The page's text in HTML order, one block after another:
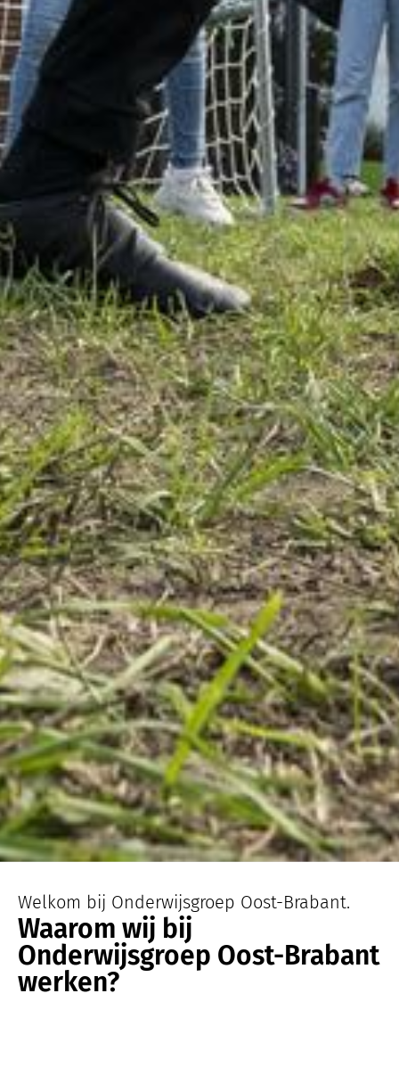
Welkom bij Onderwijsgroep Oost-Brabant.
Waarom wij bij
Onderwijsgroep Oost-Brabant
werken?